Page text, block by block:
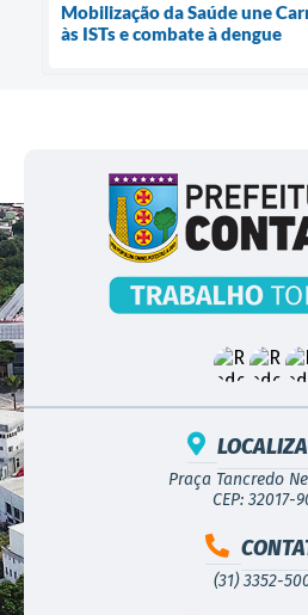
Mobilização da Saúde une
às ISTs e combate à dengue
Praça Tancredo
CEP: 32017-
(31) 3352-